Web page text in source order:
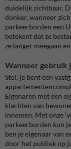
duidelijk zichtbaar.
donker, wanneer
parkeerborden een
betekent dat ze
ze langer meegaan
Wanneer gebruik
Stel, je bent een
Eigenaren met een
klachten van
innemen. Met onze
parkeerborden kun
ben je eigenaar van
door het publiek op